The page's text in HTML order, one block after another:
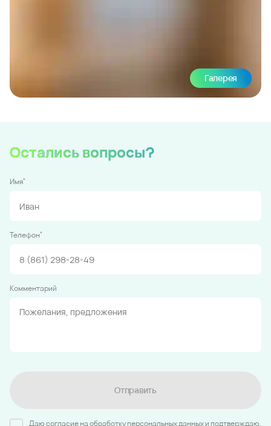
Галерея
Остались вопросы?
Имя*
Телефон*
Комментарий
Отправить
Даю согласие на обработку персональных данных и подтверждаю,